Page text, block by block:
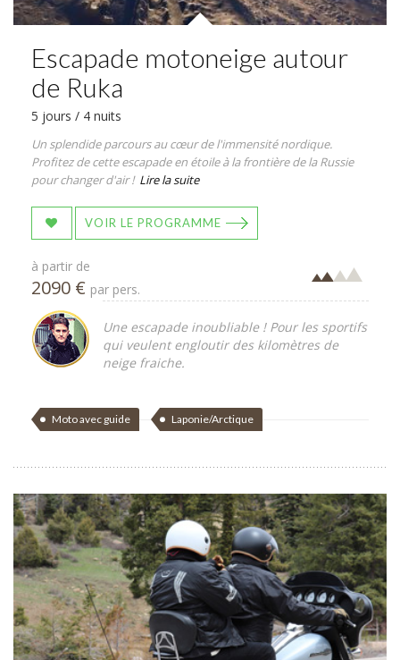
Escapade motoneige autour
de Ruka
5 jours / 4 nuits
Un splendide parcours au cœur de l'immensité nordique.
Profitez de cette escapade en étoile à la frontière de la Russie
pour changer d'air ! Lire la suite
VOIR LE PROGRAMME
à partir de
2090 € par pers.
Une escapade inoubliable ! Pour les sportifs
qui veulent engloutir des kilomètres de
neige fraiche.
Moto avec guide Laponie/Arctique